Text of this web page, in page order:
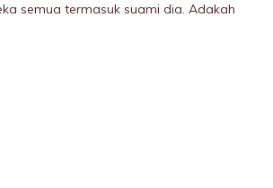
semua termasuk suami dia. Adakah